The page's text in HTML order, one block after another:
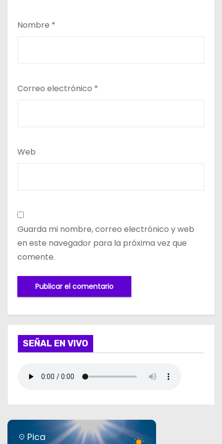
Nombre *
Correo electrónico *
Web
Guarda mi nombre, correo electrónico y web
en este navegador para la próxima vez que
comente.
SEÑAL EN VIVO
Pica